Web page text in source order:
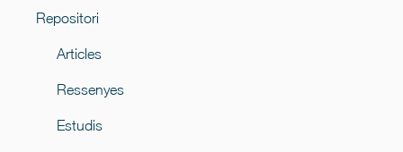
Repositori
Articles
Ressenyes
Estudis